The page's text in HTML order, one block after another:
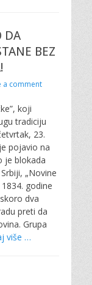
DA
BEZ
a comment
koji
tradiciju
23.
pojavio na
je blokada
„Novine
godine
dva
preti da
Grupa
više …